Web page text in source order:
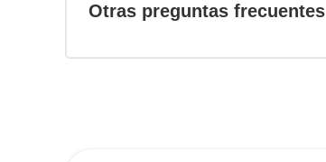
Otras preguntas frecuentes